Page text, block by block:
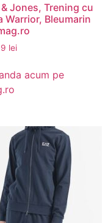
Jones, Trening cu
Warrior, Bleumarin
lei
acum pe